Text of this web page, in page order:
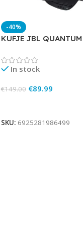
-40%
KUFJE JBL
In stock
€149.00 €89.99
SKU: 6925281986499